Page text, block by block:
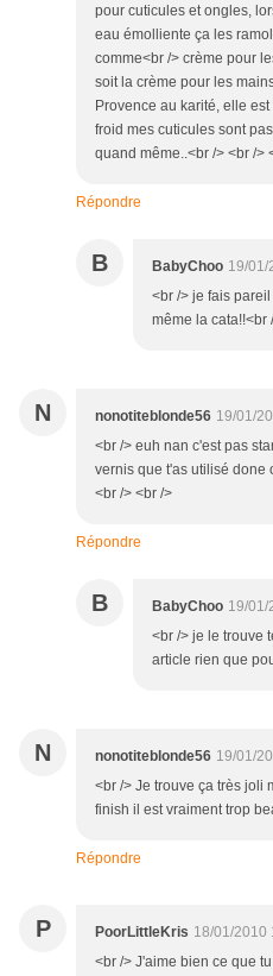
pour cuticules et ongles,
eau émolliente ça les
comme<br /> crème pour
soit la crème pour les
Provence au karité, elle
froid mes cuticules sont
quand même..<br /> <br />
Répondre
B BabyChoo 19/01/
<br /> je fais
même la cata!!<br
N nonotiteblonde56 19/01/
<br /> euh nan c'est pas
vernis que t'as utilisé done
<br /> <br />
Répondre
B BabyChoo 19/01/
<br /> je le trouve
article rien que
N nonotiteblonde56 19/01/
<br /> Je trouve ça très joli
finish il est vraiment trop
Répondre
P PoorLittleKris 18/01/2010
<br /> J'aime bien ce que